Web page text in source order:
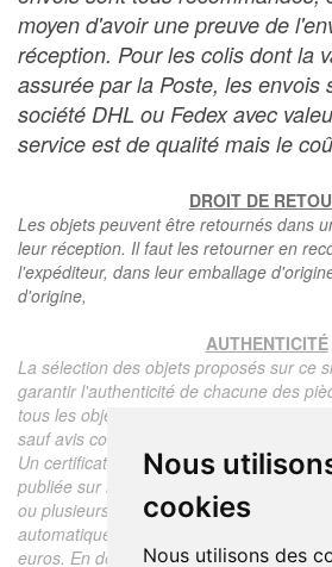
Nous
cookies
Nous utilisons des
moyen d'avoir une preuve de
réception. Pour les colis dont la
assurée par la Poste, les envois
société DHL ou Fedex avec
service est de qualité mais le
DROIT DE
Les objets peuvent être retournés dans
leur réception. Il faut les retourner en
l'expéditeur, dans leur emballage
d'origine,
AUTHENTICITÉ
La sélection des objets proposés sur ce
garantir l'authenticité de chacune des
tous les objets proposés sont garantis
sauf avis contraire ou restriction dans la
Un certificat d'authenticité de l'objet
publiée sur le site, l'époque, le prix de
ou plusieurs photographies en couleurs
automatiquement pour tout objet dont le
euros. En dessous de ce prix chaque